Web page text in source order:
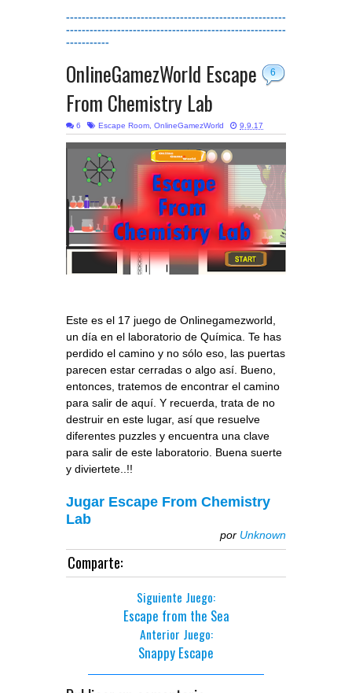
--------------------------------------------------------
--------------------------------------------------------
-----------
6
OnlineGamezWorld Escape
From Chemistry Lab
6 Escape Room, OnlineGamezWorld 9.9.17
Este es el 17 juego de Onlinegamezworld,
un día en el laboratorio de Química. Te has
perdido el camino y no sólo eso, las puertas
parecen estar cerradas o algo así. Bueno,
entonces, tratemos de encontrar el camino
para salir de aquí. Y recuerda, trata de no
destruir en este lugar, así que resuelve
diferentes puzzles y encuentra una clave
para salir de este laboratorio. Buena suerte
y diviertete..!!
Jugar Escape From Chemistry
Lab
por Unknown
Comparte:
Siguiente Juego:
Escape from the Sea
Anterior Juego:
Snappy Escape